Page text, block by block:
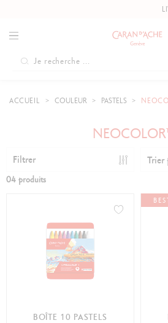
ACCUEIL COULEUR PASTELS
Filtrer Trier
04 produits
BOÎTE 10 PASTELS